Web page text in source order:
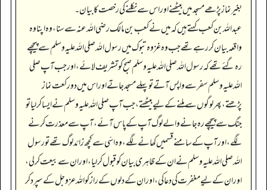
بغیر نماز پڑھے مسجد میں بیٹھنے اور اس سے نکلنے کی رخصت کا بیان۔
عبداللہ بن کعب کہتے ہیں کہ میں نے کعب بن مالک رضی اللہ عنہ سے سنا، وہ اپنا وہ
واقعہ بیان کر رہے تھے جب وہ غزوہ تبوک میں رسول اللہ صلی اللہ علیہ وسلم سے پیچھے
رہ گئے تھے کہ رسول اللہ صلی اللہ علیہ وسلم صبح کو تشریف لائے، اور جب آپ صلی
اللہ علیہ وسلم سفر سے واپس آتے تو پہلے مسجد جاتے اور اس میں دو رکعت نماز
پڑھتے، پھر لوگوں سے ملنے کے لیے بیٹھتے، جب آپ صلی اللہ علیہ وسلم نے ایسا کر لیا تو
جنگ سے پیچھے رہ جانے والے لوگ آپ کے پاس آئے، آپ سے معذرت کرنے
لگے، اور آپ کے سامنے قسمیں کھانے لگے، وہ اسّی سے کچھ زائد لوگ تھے تو رسول
اللہ صلی اللہ علیہ وسلم نے ان کے ظاہری بیان کو قبول کر لیا، اور ان سے بیعت کر لی،
اور ان کے لیے مغفرت کی دعا کی، اور ان کے دلوں کے راز کو اللہ عزوجل کے سپرد کر